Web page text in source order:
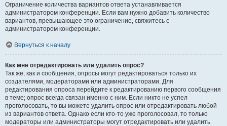
Ограничение количества вариантов ответа устанавливается
администратором конференции. Если вам нужно добавить количество
вариантов, превышающее это ограничение, свяжитесь с
администратором конференции.
Вернуться к началу
Как мне отредактировать или удалить опрос?
Так же, как и сообщения, опросы могут редактироваться только их
создателями, модераторами или администраторами. Для
редактирования опроса перейдите к редактированию первого сообщения
в теме; опрос всегда связан именно с ним. Если никто не успел
проголосовать, то вы можете удалить опрос или отредактировать любой
из вариантов ответа. Однако если кто-то уже проголосовал, то только
модераторы или администраторы могут отредактировать или удалить